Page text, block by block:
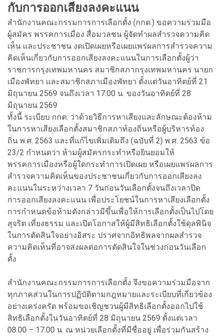
กับการออกเสียงลงคะแนน
สำนักงานคณะกรรมการการเลือกตั้ง (กกต.) ขอความร่วมมือ
ผู้สมัคร พรรคการเมือง สื่อมวลชน ผู้จัดทำผลสำรวจความคิด
เห็น และประชาชน งดเปิดเผยหรือเผยแพร่ผลการสำรวจความ
คิดเห็นเกี่ยวกับการออกเสียงลงคะแนนในการเลือกตั้งผู้ว่า
ราชการกรุงเทพมหานคร สมาชิกสภากรุงเทพมหานคร นายก
เมืองพัทยา และสมาชิกสภาเมืองพัทยา ตั้งแต่วันอาทิตย์ที่ 21
มิถุนายน 2569 จนถึงเวลา 17.00 น. ของวันอาทิตย์ที่ 28
มิถุนายน 2569
ทั้งนี้ ระเบียบ กกต. ว่าด้วยวิธีการหาเสียงและลักษณะต้องห้าม
ในการหาเสียงเลือกตั้งสมาชิกสภาท้องถิ่นหรือผู้บริหารท้อง
ถิ่น พ.ศ. 2563 และที่แก้ไขเพิ่มเติมถึง (ฉบับที่ 2) พ.ศ. 2563 ข้อ
23/2 กำหนดว่า ห้ามผู้สมัครกระทำหรือยินยอมให้
พรรคการเมืองหรือผู้ใดกระทำการเปิดเผย หรือเผยแพร่ผลการ
สำรวจความคิดเห็นของประชาชนเกี่ยวกับการออกเสียงลง
คะแนนในระหว่างเวลา 7 วันก่อนวันเลือกตั้งจนถึงเวลาปิด
การออกเสียงลงคะแนน เพื่อประโยชน์ในการหาเสียงเลือกตั้ง
การกำหนดข้อห้ามดังกล่าวมีขึ้นเพื่อให้การเลือกตั้งเป็นไปโดย
สุจริต เที่ยงธรรม และเปิดโอกาสให้ผู้มีสิทธิเลือกตั้งใช้ดุลพินิจ
ในการตัดสินใจอย่างอิสระ ปราศจากอิทธิพลจากผลสำรวจ
ความคิดเห็นที่อาจส่งผลต่อการตัดสินใจในช่วงก่อนวันเลือก
ตั้ง
สำนักงานคณะกรรมการการเลือกตั้ง จึงขอความร่วมมือจาก
ทุกภาคส่วนในการปฏิบัติตามกฎหมายและระเบียบที่เกี่ยวข้อง
อย่างเคร่งครัด พร้อมขอเชิญชวนผู้มีสิทธิเลือกตั้งออกไปใช้
สิทธิเลือกตั้งในวันอาทิตย์ที่ 28 มิถุนายน 2569 ตั้งแต่เวลา
08.00 – 17.00 น. ณ หน่วยเลือกตั้งที่มีชื่ออยู่ เพื่อร่วมกันสร้าง